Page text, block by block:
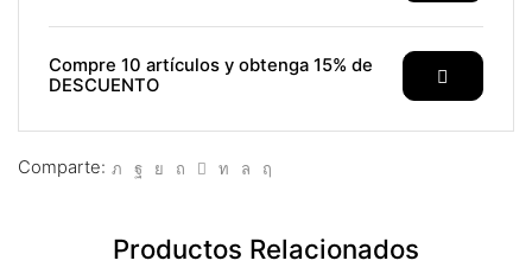
panel
panel
Compre 10 artículos y obtenga 15% de
DESCUENTO
Comparte:
Productos Relacionados